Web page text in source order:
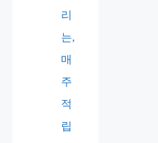
리
는,
매
주
적
립